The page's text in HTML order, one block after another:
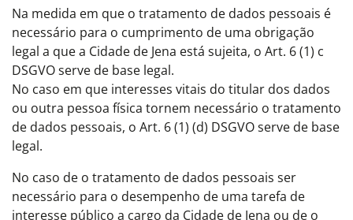
Na medida em que o tratamento de dados pessoais é
necessário para o cumprimento de uma obrigação
legal a que a Cidade de Jena está sujeita, o Art. 6 (1) c
DSGVO serve de base legal.
No caso em que interesses vitais do titular dos dados
ou outra pessoa física tornem necessário o tratamento
de dados pessoais, o Art. 6 (1) (d) DSGVO serve de base
legal.
No caso de o tratamento de dados pessoais ser
necessário para o desempenho de uma tarefa de
interesse público a cargo da Cidade de Jena ou de o